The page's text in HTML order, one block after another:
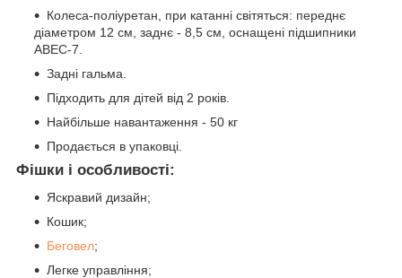
Колеса-поліуретан, при катанні світяться: переднє
діаметром 12 см, заднє - 8,5 см, оснащені підшипники
ABEC-7.
Задні гальма.
Підходить для дітей від 2 років.
Найбільше навантаження - 50 кг
Продається в упаковці.
Фішки і особливості:
Яскравий дизайн;
Кошик;
Беговел;
Легке управління;